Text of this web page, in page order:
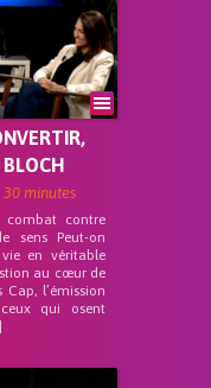
BLOCH
30 minutes
combat contre
sens Peut-on
en véritable
au cœur de
l’émission
qui osent